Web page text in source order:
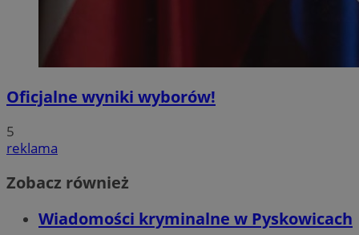
Oficjalne wyniki wyborów!
5
reklama
Zobacz również
Wiadomości kryminalne w Pyskowicach